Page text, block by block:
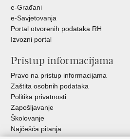
e-Građani
e-Savjetovanja
Portal otvorenih podataka RH
Izvozni portal
Pristup informacijama
Pravo na pristup informacijama
Zaštita osobnih podataka
Politika privatnosti
Zapošljavanje
Školovanje
Najčešća pitanja